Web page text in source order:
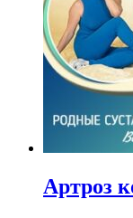
Артроз